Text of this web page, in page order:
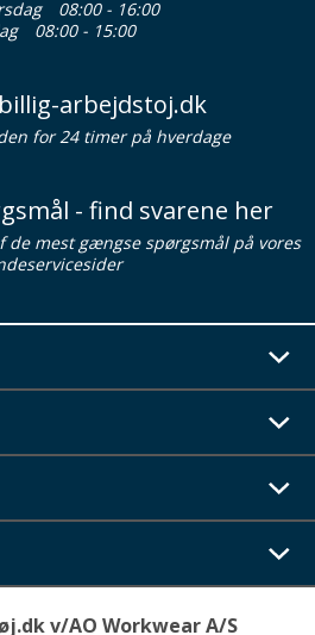
08:00 - 16:00
08:00 - 15:00
arbejdstoj.dk
for 24 timer på hverdage
- find svarene her
de mest gængse spørgsmål på vores
v/AO Workwear A/S